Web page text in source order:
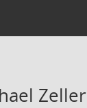
Zeller